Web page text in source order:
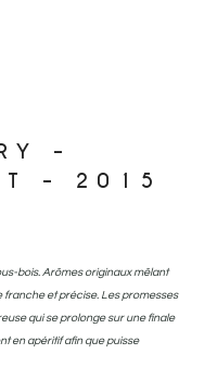
–
– 2015
bois. Arômes originaux mêlant
franche et précise. Les promesses
qui se prolonge sur une finale
en apéritif afin que puisse